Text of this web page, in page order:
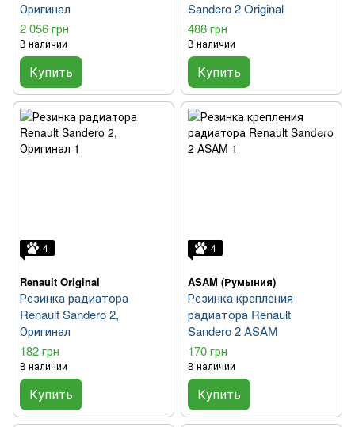
Оригинал
2 056 грн
В наличии
Купить
Sandero 2 Original
488 грн
В наличии
Купить
4
Renault Original
Резинка радиатора
Renault Sandero 2,
Оригинал
182 грн
В наличии
Купить
4
ASAM (Румыния)
Резинка крепления
радиатора Renault
Sandero 2 ASAM
170 грн
В наличии
Купить